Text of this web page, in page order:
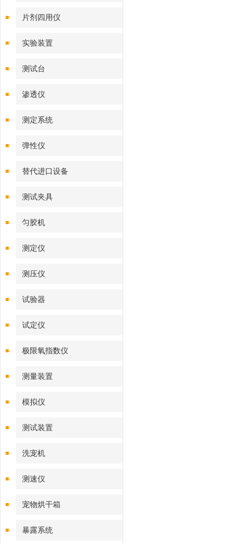
片剂四用仪
实验装置
测试台
渗透仪
测定系统
弹性仪
替代进口设备
测试夹具
匀胶机
测定仪‌
测压仪
试验器
试定仪
极限氧指数仪
测量装置
模拟仪
测试装置
洗宠机
测速仪
宠物烘干箱
暴露系统